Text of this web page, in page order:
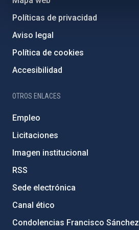
Políticas de privacidad
Aviso legal
Política de cookies
Accesibilidad
OTROS ENLACES
Empleo
Licitaciones
Imagen institucional
RSS
Sede electrónica
Canal ético
Condolencias Francisco Sánchez